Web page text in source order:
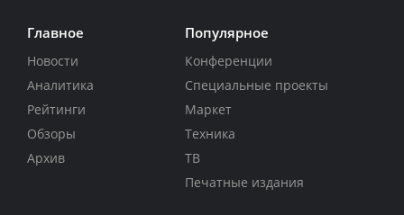
Главное
Новости
Аналитика
Рейтинги
Обзоры
Архив
Популярное
Конференции
Специальные проекты
Маркет
Техника
ТВ
Печатные издания